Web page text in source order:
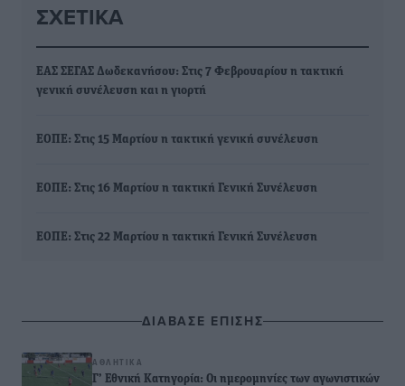
ΣΧΕΤΙΚΆ
ΕΑΣ ΣΕΓΑΣ Δωδεκανήσου: Στις 7 Φεβρουαρίου η τακτική
γενική συνέλευση και η γιορτή
ΕΟΠΕ: Στις 15 Μαρτίου η τακτική γενική συνέλευση
ΕΟΠΕ: Στις 16 Μαρτίου η τακτική Γενική Συνέλευση
ΕΟΠΕ: Στις 22 Μαρτίου η τακτική Γενική Συνέλευση
ΔΙΑΒΑΣΕ ΕΠΙΣΗΣ
ΑΘΛΗΤΙΚΆ
Γ’ Εθνική Κατηγορία: Οι ημερομηνίες των αγωνιστικών